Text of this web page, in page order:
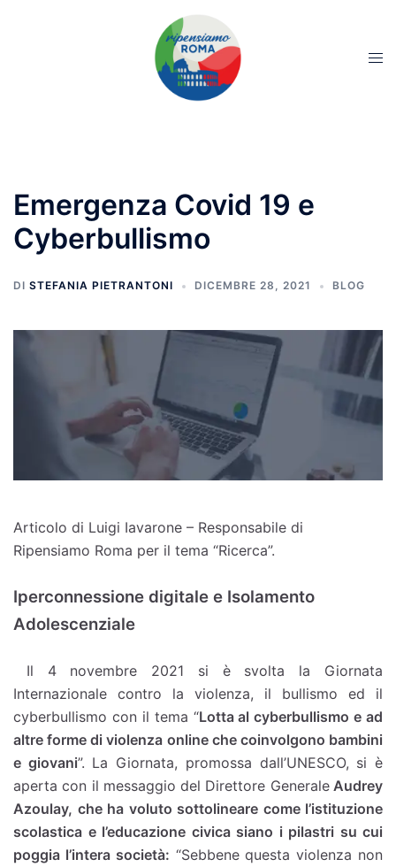
Emergenza Covid 19 e
Cyberbullismo
DI STEFANIA PIETRANTONI DICEMBRE 28, 2021 BLOG
Articolo di Luigi Iavarone – Responsabile di
Ripensiamo Roma per il tema “Ricerca”.
Iperconnessione digitale e Isolamento
Adolescenziale
Il 4 novembre 2021 si è svolta la Giornata
Internazionale contro la violenza, il bullismo ed il
cyberbullismo con il tema “Lotta al cyberbullismo e ad
altre forme di violenza online che coinvolgono bambini
e giovani”. La Giornata, promossa dall’UNESCO, si è
aperta con il messaggio del Direttore GeneraleAudrey
Azoulay, che ha voluto sottolineare come l’istituzione
scolastica e l’educazione civica siano i pilastri su cui
poggia l’intera società: “Sebbene questa violenza non